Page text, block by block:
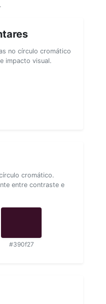
.
no círculo cromático
impacto visual.
cromático.
entre contraste e
#390f27